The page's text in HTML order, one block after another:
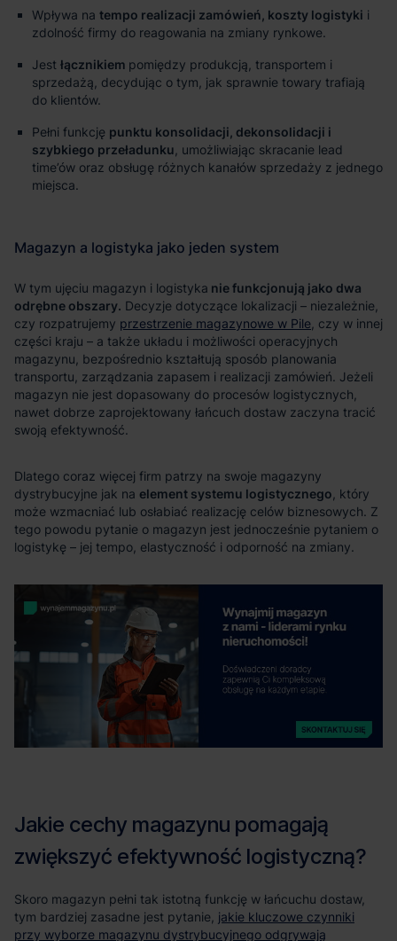
Wpływa na tempo realizacji zamówień, koszty logistyki i
zdolność firmy do reagowania na zmiany rynkowe.
Jest łącznikiem pomiędzy produkcją, transportem i
sprzedażą, decydując o tym, jak sprawnie towary trafiają
do klientów.
Pełni funkcję punktu konsolidacji, dekonsolidacji i
szybkiego przeładunku , umożliwiając skracanie lead
time’ów oraz obsługę różnych kanałów sprzedaży z jednego
miejsca.
nie funkcjonują jako dwa
odrębne obszary.
przestrzenie magazynowe w Pile
element systemu logistycznego
jakie kluczowe czynniki
przy wyborze magazynu dystrybucyjnego odgrywają